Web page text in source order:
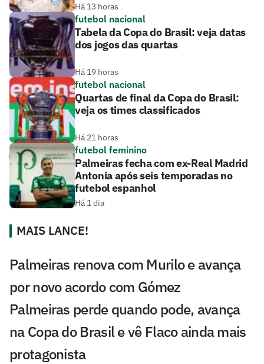
Há 13 horas
futebol nacional
Tabela da Copa do Brasil: veja datas
dos jogos das quartas
Há 19 horas
futebol nacional
Quartas de final da Copa do Brasil:
veja os times classificados
Há 21 horas
futebol feminino
Palmeiras fecha com ex-Real Madrid
Antonia após seis temporadas no
futebol espanhol
Há 1 dia
MAIS LANCE!
Palmeiras renova com Murilo e avança
por novo acordo com Gómez
Palmeiras perde quando pode, avança
na Copa do Brasil e vê Flaco ainda mais
protagonista